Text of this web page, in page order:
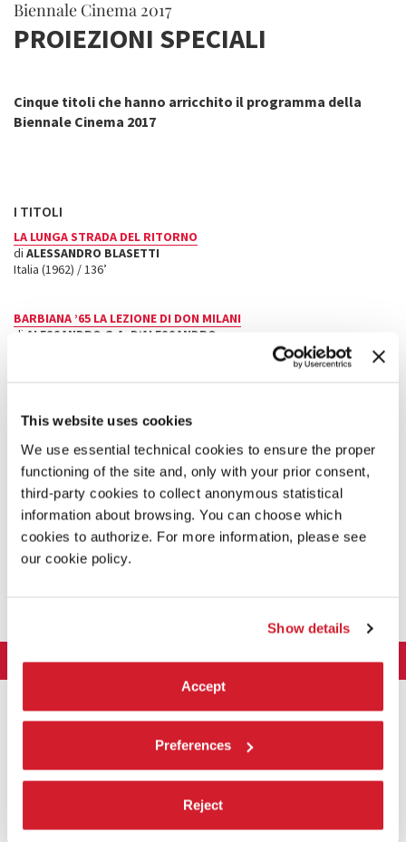
This website uses cookies
We use essential technical cookies to ensure the proper
functioning of the site and, only with your prior consent,
third-party cookies to collect anonymous statistical
information about browsing. You can choose which
cookies to authorize. For more information, please see
our cookie policy.
Show details
Accept
Preferences
Reject
Biennale Cinema 2017
PROIEZIONI SPECIALI
Cinque titoli che hanno arricchito il programma della
Biennale Cinema 2017
I TITOLI
LA LUNGA STRADA DEL RITORNO
di ALESSANDRO BLASETTI
Italia (1962) / 136’
BARBIANA ’65 LA LEZIONE DI DON MILANI
di ALESSANDRO G.A. D’ALESSANDRO
diCONCITA DE GREGORIO,ESMERALDA CALABRIA
THE ELECTRIC HORSEMAN (IL CAVALIERE ELETTRICO)
diSYDNEY POLLACK
Usa (1979) / 120’
L’ORDINE DELLE COSE
LA BIENNALE DI VENEZIA
Cariche istituzionali
Luoghi
Intervento di Pietrangelo Buttafuoco
Intervento di Koyo Kouoh / La squadra di Koyo Kouoh
Artisti
Mostra
Partecipazioni Nazionali (procedura)
CINEMA 2026
Selezione ufficiale